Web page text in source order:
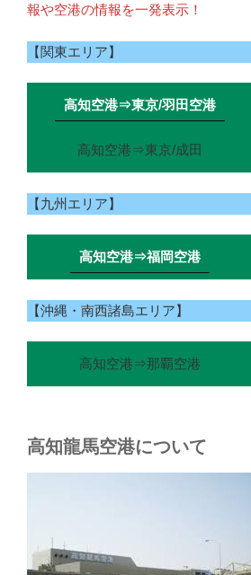
報や空港の情報を一発表示！
【関東エリア】
高知空港⇒東京/羽田空港
高知空港⇒東京/成田
【九州エリア】
高知空港⇒福岡空港
【沖縄・南西諸島エリア】
高知空港⇒那覇空港
高知龍馬空港について